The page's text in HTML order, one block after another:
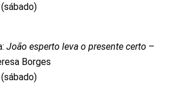
João esperto leva o presente certo –
Borges